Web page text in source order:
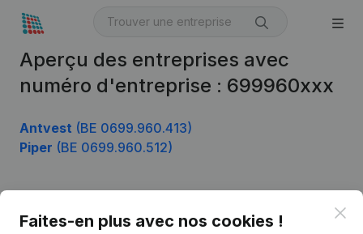
Aperçu des entreprises avec
numéro d'entreprise : 699960xxx
Antvest (BE 0699.960.413)
Piper (BE 0699.960.512)
Faites-en plus avec nos cookies !